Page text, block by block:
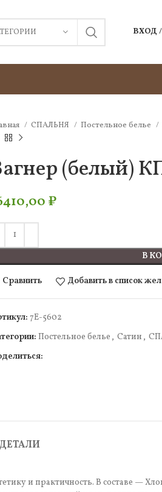
ВХОД
СПАЛЬНЯ Постельное белье
(белый)
₽
В
Сравнить Добавить в список
7Е-5602
Постельное белье , Сатин ,
ДЕТАЛИ
и практичность. В составе —